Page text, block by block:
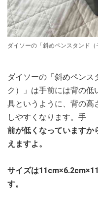
ダイソーの「斜めペンスタンド（
ダイソーの「斜めペンス
ク）」は手前には背の低
具というように、背の高
しやすくなります。手
前が低くなっていますか
えますよ。
サイズは
す。